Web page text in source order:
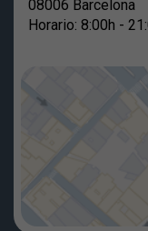
08006 Barcelona
Horario: 8:00h -